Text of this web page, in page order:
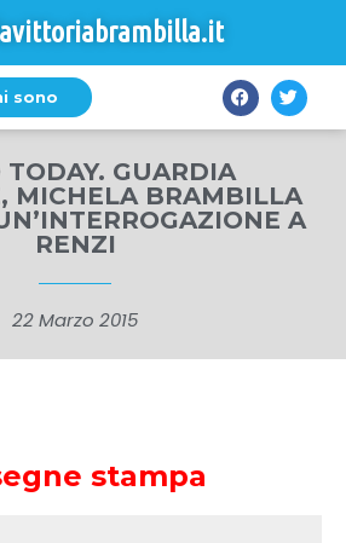
sono
TODAY. GUARDIA
MICHELA BRAMBILLA
A
RENZI
22 Marzo 2015
stampa